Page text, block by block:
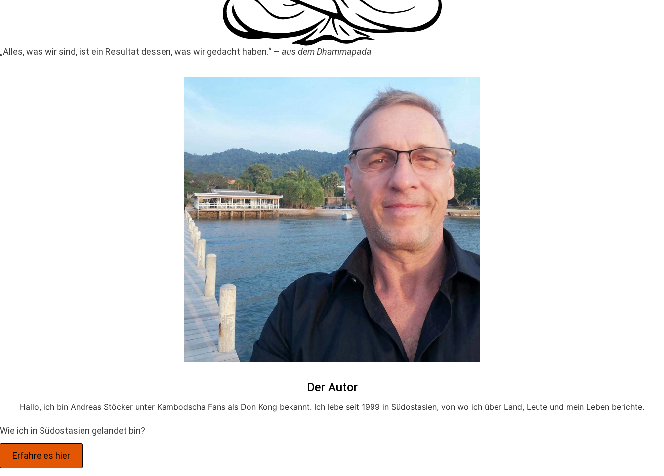
„Alles, was wir sind, ist ein Resultat dessen, was wir gedacht haben.“ – aus dem Dhammapada
Der Autor
Hallo, ich bin Andreas Stöcker unter Kambodscha Fans als Don Kong bekannt. Ich lebe seit 1999 in Südostasien, von wo ich über Land, Leute und mein Leben berichte.
Wie ich in Südostasien gelandet bin?
Erfahre es hier